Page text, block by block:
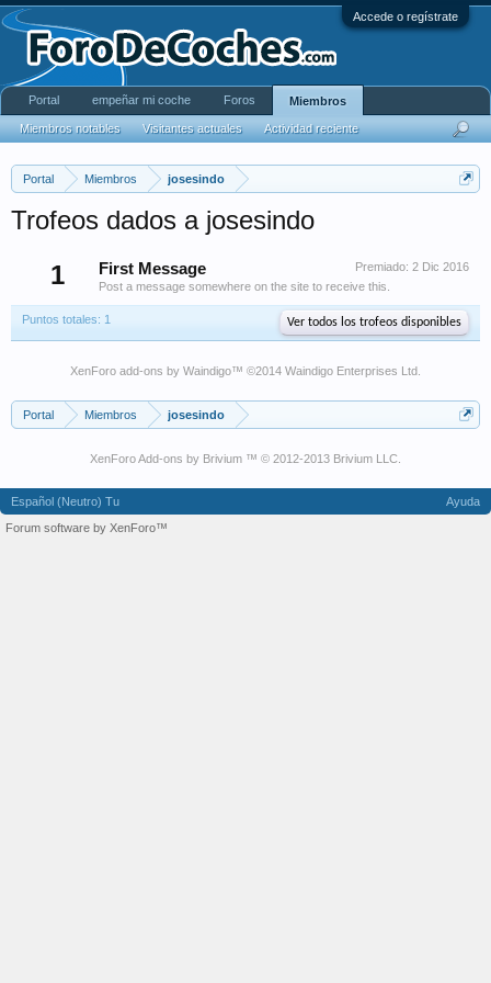
Accede o regístrate
Portal Miembros josesindo
Trofeos dados a josesindo
1
Premiado: 2 Dic 2016
First Message
Post a message somewhere on the site to receive this.
Puntos totales: 1 Ver todos los trofeos disponibles
XenForo add-ons by Waindigo™ ©2014 Waindigo Enterprises Ltd
Portal Miembros josesindo
XenForo Add-ons by Brivium ™ © 2012-2013 Brivium LLC.
Portal empeñar mi coche Foros Miembros
Miembros notables Visitantes actuales Actividad reciente
Español (Neutro) Tu
Ayuda
Forum software by XenForo™